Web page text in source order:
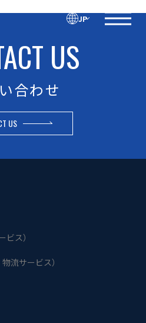
JP
US
合わせ
US
ス）
流サービス）